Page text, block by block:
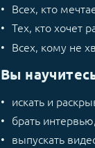
Всех, кто
Тех, кто хочет
Всех, кому не
Вы
искать и
брать
выпускать